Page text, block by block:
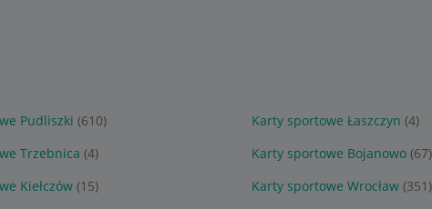
Pudliszki (610) Karty sportowe Łaszczyn (4)
Trzebnica (4) Karty sportowe Bojanowo (67)
Kiełczów (15) Karty sportowe Wrocław (351)